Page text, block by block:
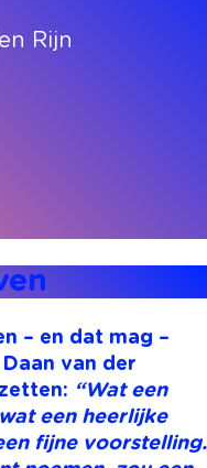
Rijn
– en dat mag –
van der
“Wat een
een heerlijke
fijne voorstelling.